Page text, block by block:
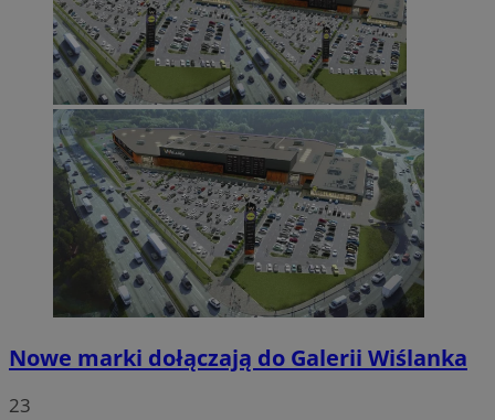
Nowe marki dołączają do Galerii Wiślanka
23